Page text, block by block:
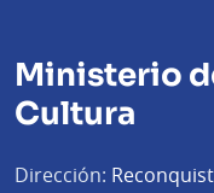
Ministerio
Cultura
Dirección: